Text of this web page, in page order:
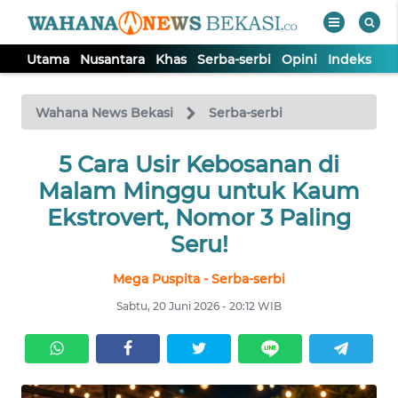
Utama Nusantara Khas Serba-serbi Opini Indeks
Wahana News Bekasi Serba-serbi
5 Cara Usir Kebosanan di
Malam Minggu untuk Kaum
Ekstrovert, Nomor 3 Paling
Seru!
Mega Puspita - Serba-serbi
Sabtu, 20 Juni 2026 - 20:12 WIB
TV
Tutup
UTAMA
NUSANTARA
SERBI
OPINI